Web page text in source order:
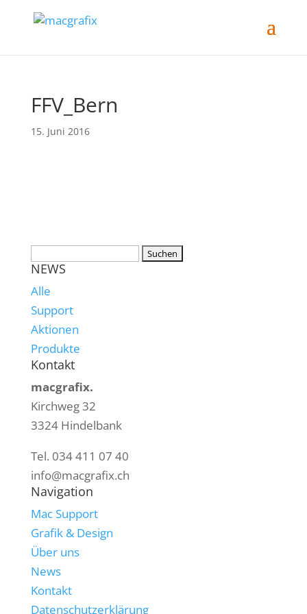
FFV_Bern
15. Juni 2016
NEWS
Alle
Support
Aktionen
Produkte
Kontakt
macgrafix.
Kirchweg 32
3324 Hindelbank
Tel. 034 411 07 40
info@macgrafix.ch
Navigation
Mac Support
Grafik & Design
Über uns
News
Kontakt
Datenschutzerklärung